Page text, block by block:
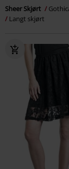
Sheer Skjørt
Langt skjørt